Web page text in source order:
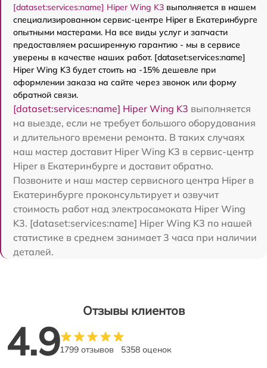
[dataset:services:name] Hiper Wing K3 выполняется в нашем
специализированном сервис-центре Hiper в Екатеринбурге
опытными мастерами. На все виды услуг и запчасти
предоставляем расширенную гарантию - мы в сервисе
уверены в качестве наших работ. [dataset:services:name]
Hiper Wing K3 будет стоить на -15% дешевле при
оформлении заказа на сайте через звонок или форму
обратной связи.
[dataset:services:name] Hiper Wing K3 выполняется
на выезде, если не требует большого оборудования
и длительного времени ремонта. В таких случаях
наш мастер доставит Hiper Wing K3 в сервис-центр
Hiper в Екатеринбурге и доставит обратно.
Позвоните и наш мастер сервисного центра Hiper в
Екатеринбурге проконсультирует и озвучит
стоимость работ над электросамоката Hiper Wing
K3. [dataset:services:name] Hiper Wing K3 по нашей
статистике в среднем занимает 3 часа при наличии
деталей.
Отзывы клиентов
4.91799 отзывов 5358 оценок